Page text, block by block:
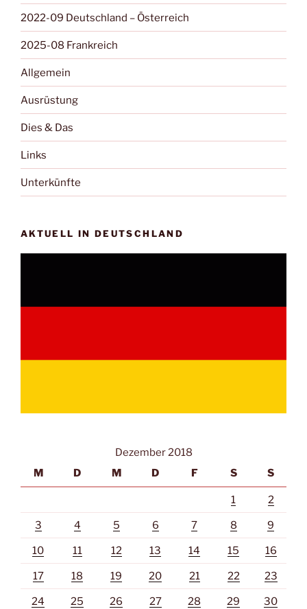
2022-09 Deutschland – Österreich
2025-08 Frankreich
Allgemein
Ausrüstung
Dies & Das
Links
Unterkünfte
AKTUELL IN DEUTSCHLAND
Dezember 2018
M
D M D F S S
1 2
3 4 5 6 7 8 9
10 11 12 13 14 15 16
17 18 19 20 21 22 23
24 25 26 27 28 29 30